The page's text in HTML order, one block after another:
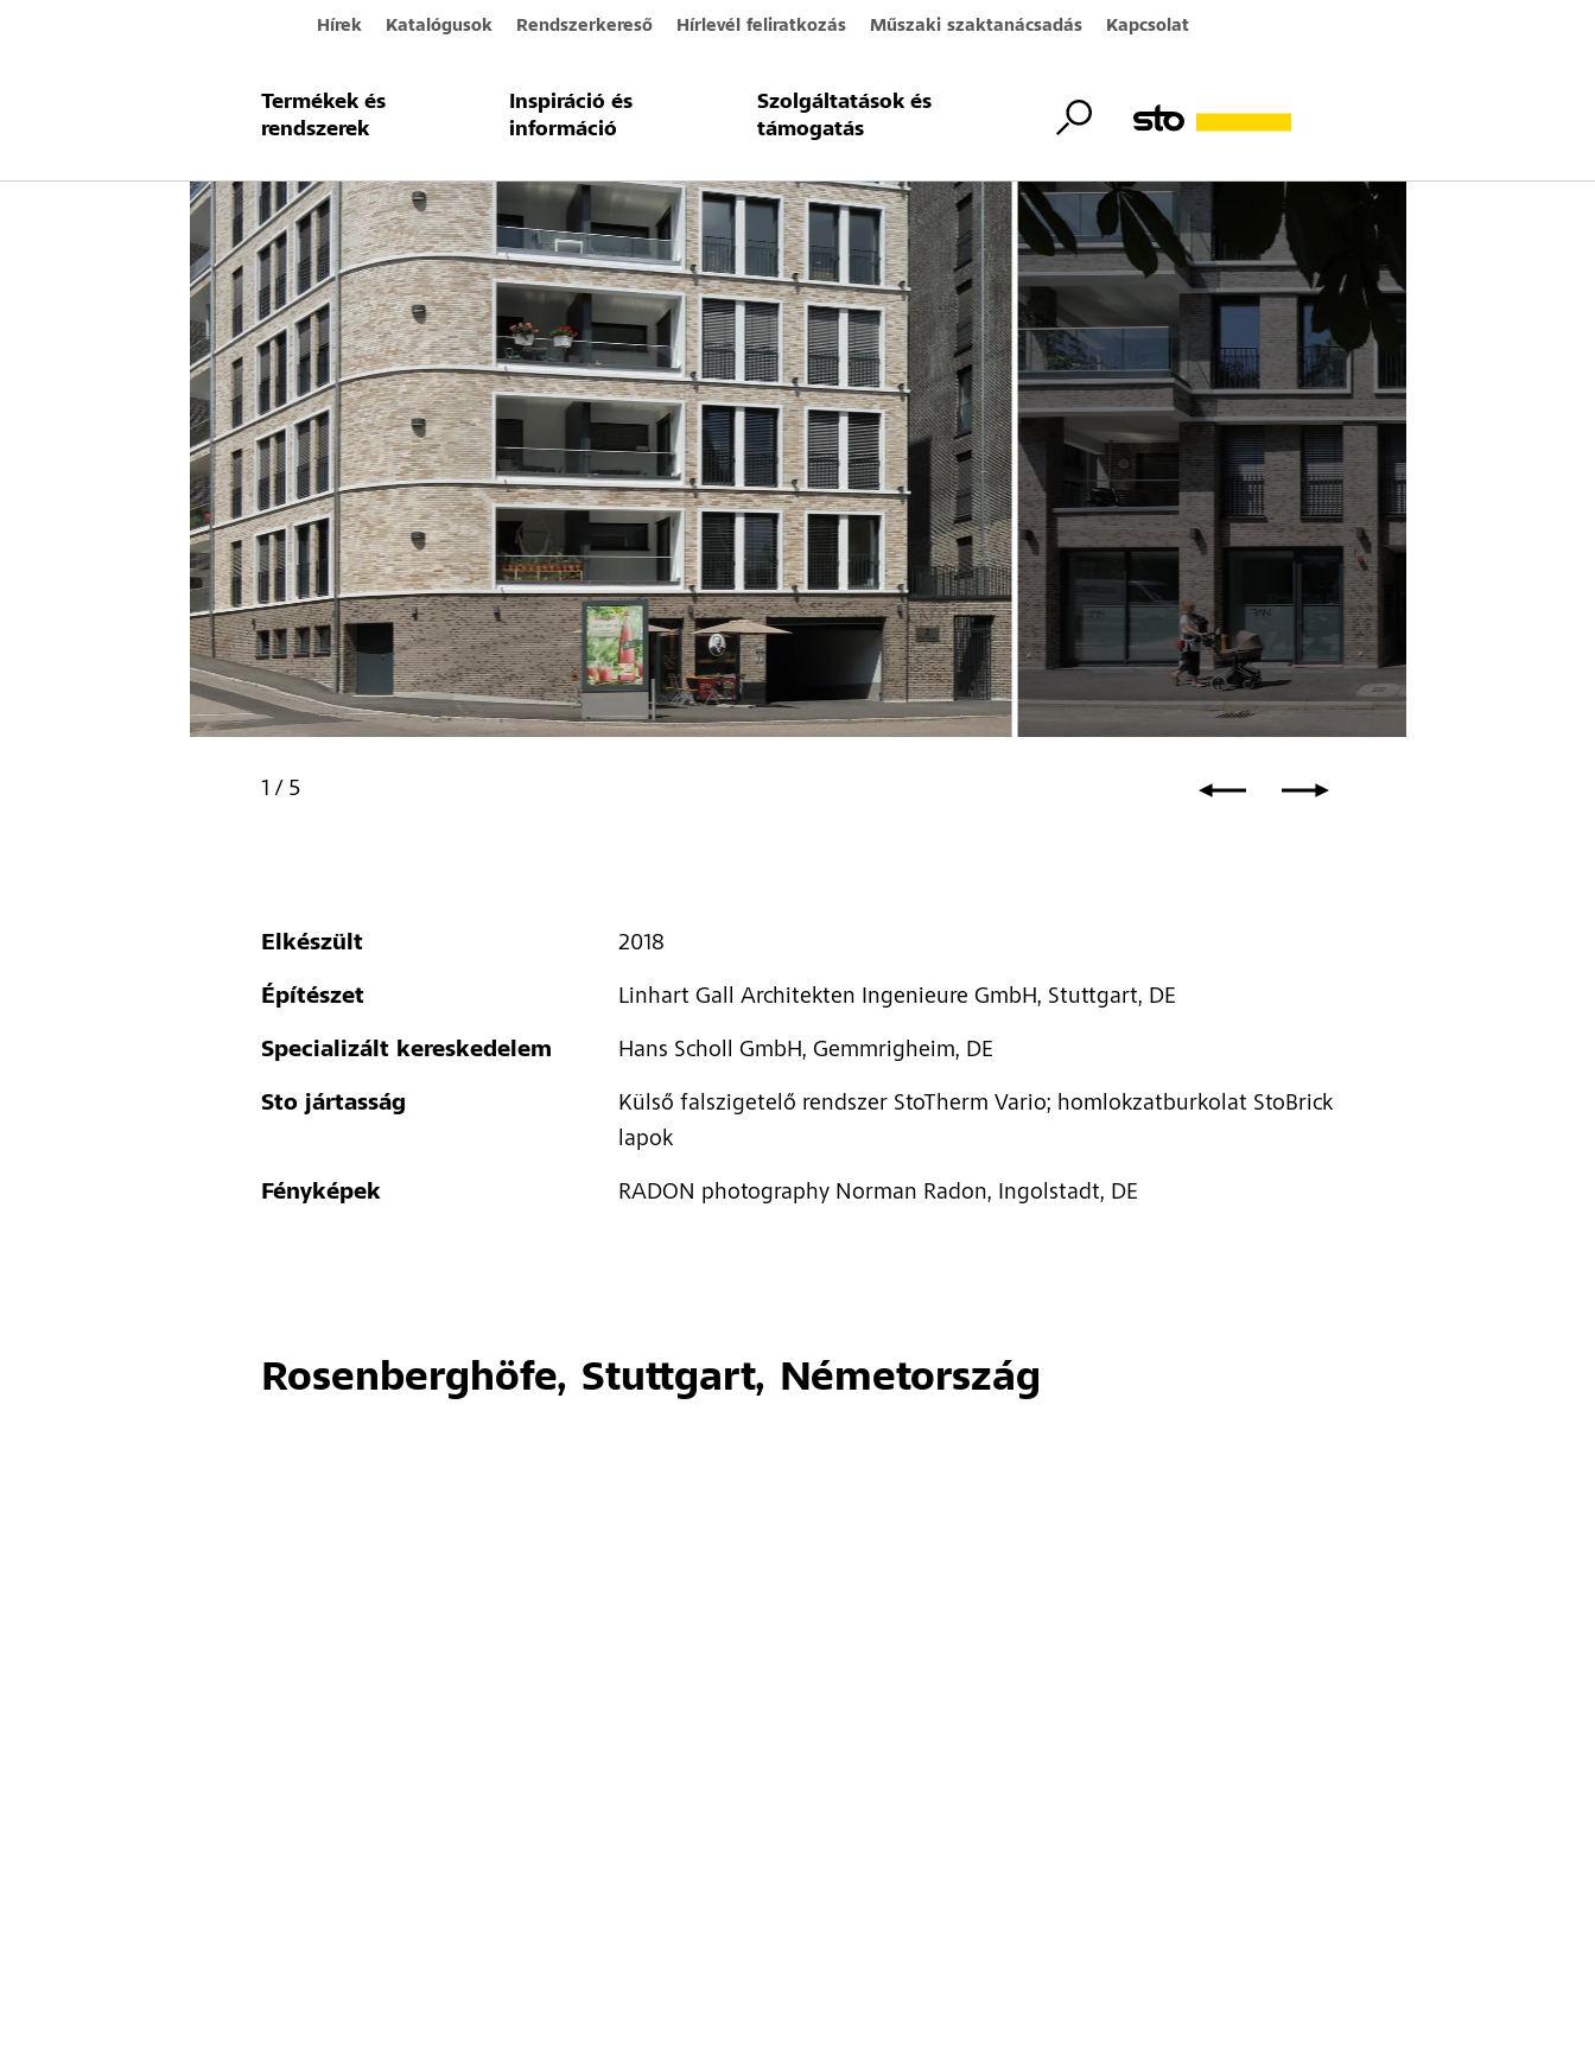
Hírek Katalógusok Rendszerkereső Hírlevél feliratkozás Műszaki szaktanácsadás Kapcsolat
Termékek és
rendszerek
Inspiráció és
információ
Szolgáltatások és
támogatás
1 / 5
Elkészült 2018
Építészet Linhart Gall Architekten Ingenieure GmbH, Stuttgart, DE
Specializált kereskedelem Hans Scholl GmbH, Gemmrigheim, DE
Sto jártasság
Külső falszigetelő rendszer StoTherm Vario; homlokzatburkolat StoBrick
lapok
Fényképek RADON photography Norman Radon, Ingolstadt, DE
Rosenberghöfe, Stuttgart, Németország